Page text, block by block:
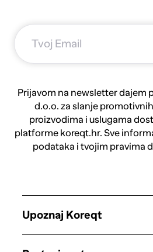
Prijavom na newsletter dajem
d.o.o. za slanje
proizvodima i uslugama
platforme koreqt.hr. Sve
podataka i tvojim pravima
Upoznaj Koreqt